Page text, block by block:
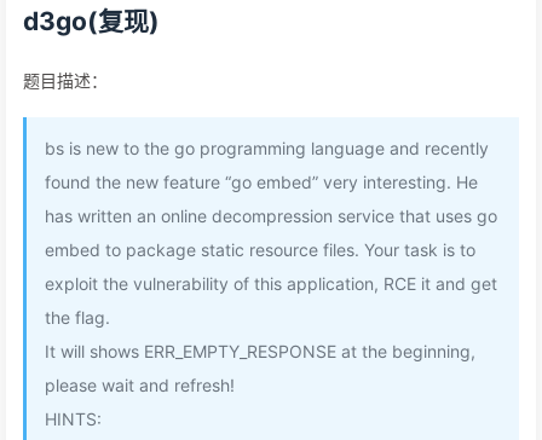
d3go(复现)
题目描述：
bs is new to the go programming language and recently
found the new feature “go embed” very interesting. He
has written an online decompression service that uses go
embed to package static resource files. Your task is to
exploit the vulnerability of this application, RCE it and get
the flag.
It will shows ERR_EMPTY_RESPONSE at the beginning,
please wait and refresh!
HINTS: